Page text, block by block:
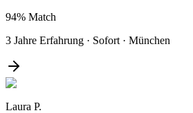
94% Match
3 Jahre Erfahrung · Sofort · München
Laura P.